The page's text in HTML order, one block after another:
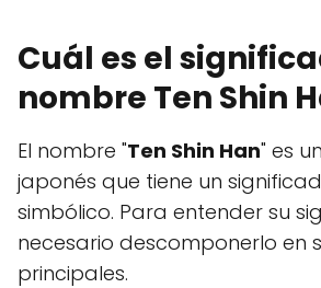
Cuál es el
nombre Ten Shin
El nombre "Ten Shin Han" es
japonés que tiene un
simbólico. Para entender su
necesario descomponerlo en
principales.